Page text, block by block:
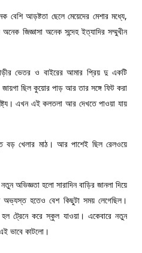
আড়ষ্টতা ছেলে মেয়েদের মেশার মধ্যে,
জিজ্ঞাসা অনেক সন্দেহ ইত্যাদির সম্মুখীন
ভেতর ও বাইরের আমার প্রিয় দু একটি
ছিল কুয়োর পাড় আর তার সঙ্গে ফিট করা
এখন এই কলতলা আর দেখতে পাওয়া যায়
বড় খেলার মাঠ। আর পাশেই ছিল রেলওয়ে
অভিজ্ঞতা হলো সারাদিন বাড়ির জানলা দিয়ে
হতেও বেশ কিছুটা সময় লেগেছিল।
ট্রেনে করে স্কুল যাওয়া। একেবারে নতুন
ভাবে কাটলো।